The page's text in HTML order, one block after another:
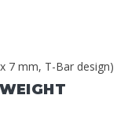
7 mm, T-Bar design)